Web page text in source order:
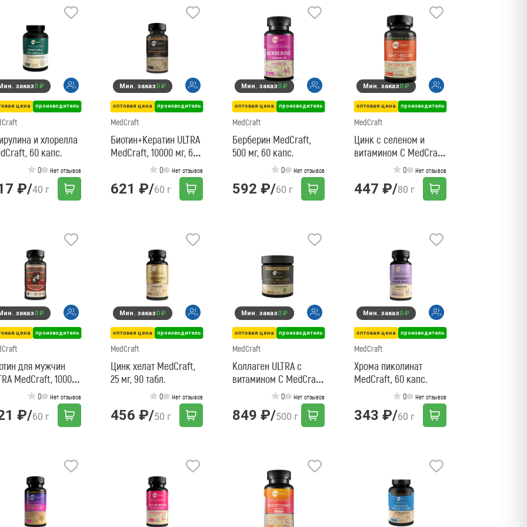
заказ0 ₽
цена производитель
и хлорелла
60 капс.
0 Нет отзывов
₽/40 г
Мин. заказ0 ₽
оптовая цена производитель
MedCraft
Биотин+Кератин ULTRA
MedCraft, 10000 мг, 60
0 Нет отзывов
621 ₽/60 г
Мин. заказ0 ₽
оптовая цена производитель
MedCraft
Берберин MedCraft,
500 мг, 60 капс.
0 Нет отзывов
592 ₽/60 г
Мин. заказ0 ₽
оптовая цена производитель
MedCraft
Цинк с селеном и
витамином С MedCraft,
0 Нет отзывов
447 ₽/80 г
заказ0 ₽
цена производитель
для мужчин
MedCraft, 10000
60 табл. 0 Нет отзывов
₽/60 г
Мин. заказ0 ₽
оптовая цена производитель
MedCraft
Цинк хелат MedCraft,
25 мг, 90 табл.
0 Нет отзывов
456 ₽/50 г
Мин. заказ0 ₽
оптовая цена производитель
MedCraft
Коллаген ULTRA с
витамином C MedCraft,
0 Нет отзывов
849 ₽/500 г
Мин. заказ0 ₽
оптовая цена производитель
MedCraft
Хрома пиколинат
MedCraft, 60 капс.
0 Нет отзывов
343 ₽/60 г